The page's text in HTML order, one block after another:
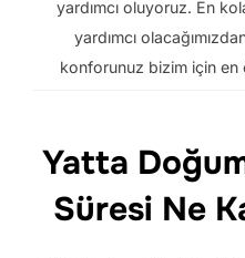
yardımcı oluyoruz. En
yardımcı
konforunuz bizim için en
Yatta
Süresi Ne